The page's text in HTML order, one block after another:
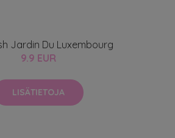
Jardin Du Luxembourg
9.9 EUR
LISÄTIETOJA